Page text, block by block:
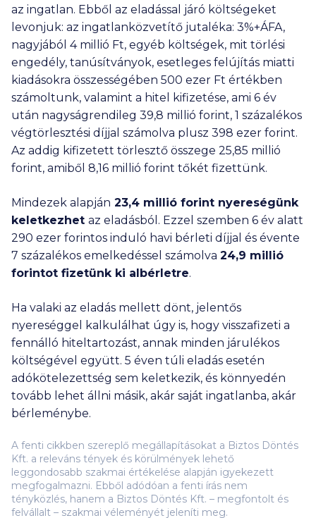
az ingatlan. Ebből az eladással járó költségeket
levonjuk: az ingatlanközvetítő jutaléka: 3%+ÁFA,
nagyjából 4 millió Ft, egyéb költségek, mit törlési
engedély, tanúsítványok, esetleges felújítás miatti
kiadásokra összességében 500 ezer Ft értékben
számoltunk, valamint a hitel kifizetése, ami 6 év
után nagyságrendileg 39,8 millió forint, 1 százalékos
végtörlesztési díjjal számolva plusz 398 ezer forint.
Az addig kifizetett törlesztő összege 25,85 millió
forint, amiből 8,16 millió forint tőkét fizettünk.
Mindezek alapján 23,4 millió forint nyereségünk
keletkezhet az eladásból. Ezzel szemben 6 év alatt
290 ezer forintos induló havi bérleti díjjal és évente
7 százalékos emelkedéssel számolva 24,9 millió
forintot fizetünk ki albérletre.
Ha valaki az eladás mellett dönt, jelentős
nyereséggel kalkulálhat úgy is, hogy visszafizeti a
fennálló hiteltartozást, annak minden járulékos
költségével együtt. 5 éven túli eladás esetén
adókötelezettség sem keletkezik, és könnyedén
tovább lehet állni másik, akár saját ingatlanba, akár
bérleménybe.
A fenti cikkben szereplő megállapításokat a Biztos Döntés
Kft. a releváns tények és körülmények lehető
leggondosabb szakmai értékelése alapján igyekezett
megfogalmazni. Ebből adódóan a fenti írás nem
tényközlés, hanem a Biztos Döntés Kft. – megfontolt és
felvállalt – szakmai véleményét jeleníti meg.